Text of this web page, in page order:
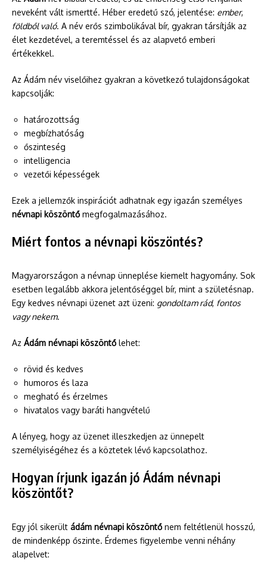
neveként vált ismertté. Héber eredetű szó, jelentése: ember,
földből való. A név erős szimbolikával bír, gyakran társítják az
élet kezdetével, a teremtéssel és az alapvető emberi
értékekkel.
Az Ádám név viselőihez gyakran a következő tulajdonságokat
kapcsolják:
határozottság
megbízhatóság
őszinteség
intelligencia
vezetői képességek
Ezek a jellemzők inspirációt adhatnak egy igazán személyes
névnapi köszöntőmegfogalmazásához.
Miért fontos a névnapi köszöntés?
Magyarországon a névnap ünneplése kiemelt hagyomány. Sok
esetben legalább akkora jelentőséggel bír, mint a születésnap.
Egy kedves névnapi üzenet azt üzeni: gondoltam rád, fontos
vagy nekem.
Az Ádám névnapi köszöntőlehet:
rövid és kedves
humoros és laza
megható és érzelmes
hivatalos vagy baráti hangvételű
A lényeg, hogy az üzenet illeszkedjen az ünnepelt
személyiségéhez és a köztetek lévő kapcsolathoz.
Hogyan írjunk igazán jó Ádám névnapi
köszöntőt?
Egy jól sikerült ádám névnapi köszöntőnem feltétlenül hosszú,
de mindenképp őszinte. Érdemes figyelembe venni néhány
alapelvet: